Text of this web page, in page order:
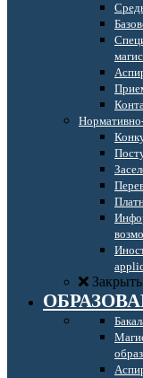
Закрыть